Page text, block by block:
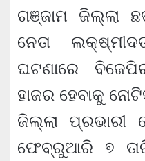
ଗଞ୍ଜାମ ଜିଲ୍ଲା
ନେତା
ଘଟଣାରେ
ହାଜର ହେବାକୁ
ଜିଲ୍ଲା ପ୍ରଭାରୀ
ଫେବ୍ରୁଆରି ୭